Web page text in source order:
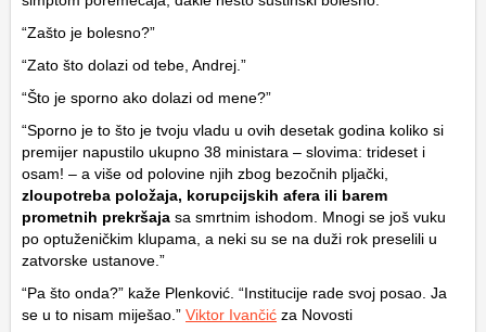
“Zašto je bolesno?”
“Zato što dolazi od tebe, Andrej.”
“Što je sporno ako dolazi od mene?”
“Sporno je to što je tvoju vladu u ovih desetak godina koliko si
premijer napustilo ukupno 38 ministara – slovima: trideset i
osam! – a više od polovine njih zbog bezočnih pljački,
zloupotreba položaja, korupcijskih afera ili barem
prometnih prekršaja sa smrtnim ishodom. Mnogi se još vuku
po optuženičkim klupama, a neki su se na duži rok preselili u
zatvorske ustanove.”
“Pa što onda?” kaže Plenković. “Institucije rade svoj posao. Ja
se u to nisam miješao.” Viktor Ivančić za Novosti